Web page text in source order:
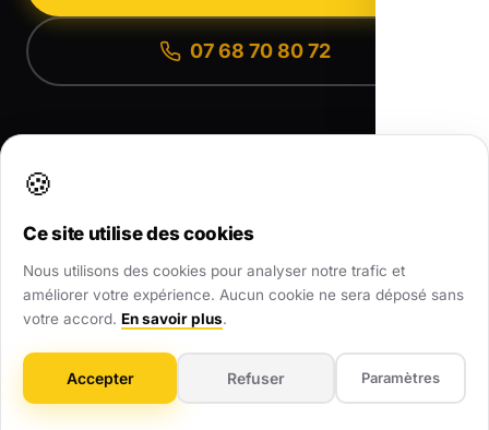
07 68 70 80 72
Agence Web Local partout en France•
Toutes nos zones d'intervention•Nos Réalisations •
Nous contacter
🍪
Ce site utilise des cookies
Nous utilisons des cookies pour analyser notre trafic et
améliorer votre expérience. Aucun cookie ne sera déposé sans
votre accord. En savoir plus.
Accepter Refuser Paramètres